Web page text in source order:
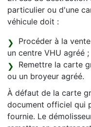
particulier ou d'une
véhicule doit :
Procéder à la
un centre VHU agréé ;
Remettre la carte
ou un broyeur agréé.
À défaut de la carte
document officiel qui
fournie. Le